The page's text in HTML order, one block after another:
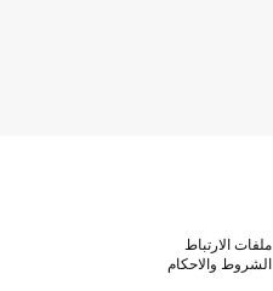
ملفات الارتباط
الشروط والاحكام